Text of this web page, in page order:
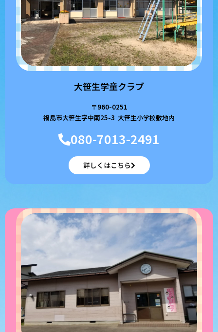
大笹生学童クラブ
〒960-0251
福島市大笹生字中南25-3 大笹生小学校敷地内
080-7013-2491
詳しくはこちら